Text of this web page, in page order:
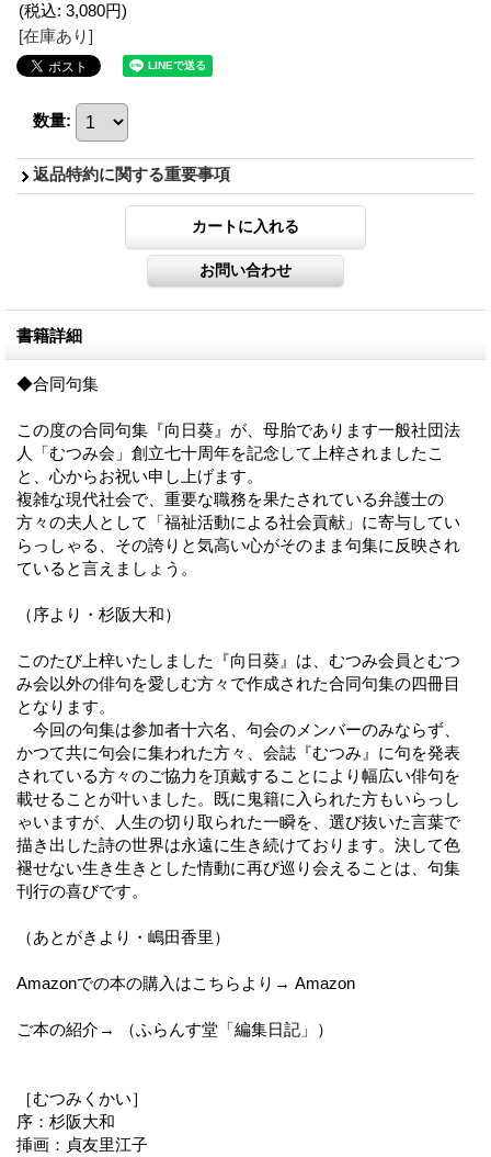
(税込: 3,080円)
[在庫あり]
数量:
返品特約に関する重要事項
書籍詳細
◆合同句集
この度の合同句集『向日葵』が、母胎であります一般社団法
人「むつみ会」創立七十周年を記念して上梓されましたこ
と、心からお祝い申し上げます。
複雑な現代社会で、重要な職務を果たされている弁護士の
方々の夫人として「福祉活動による社会貢献」に寄与してい
らっしゃる、その誇りと気高い心がそのまま句集に反映され
ていると言えましょう。
（序より・杉阪大和）
このたび上梓いたしました『向日葵』は、むつみ会員とむつ
み会以外の俳句を愛しむ方々で作成された合同句集の四冊目
となります。
今回の句集は参加者十六名、句会のメンバーのみならず、
かつて共に句会に集われた方々、会誌『むつみ』に句を発表
されている方々のご協力を頂戴することにより幅広い俳句を
載せることが叶いました。既に鬼籍に入られた方もいらっし
ゃいますが、人生の切り取られた一瞬を、選び抜いた言葉で
描き出した詩の世界は永遠に生き続けております。決して色
褪せない生き生きとした情動に再び巡り会えることは、句集
刊行の喜びです。
（あとがきより・嶋田香里）
Amazonでの本の購入はこちらより→ Amazon
ご本の紹介→ （ふらんす堂「編集日記」）
［むつみくかい］
序：杉阪大和
挿画：貞友里江子